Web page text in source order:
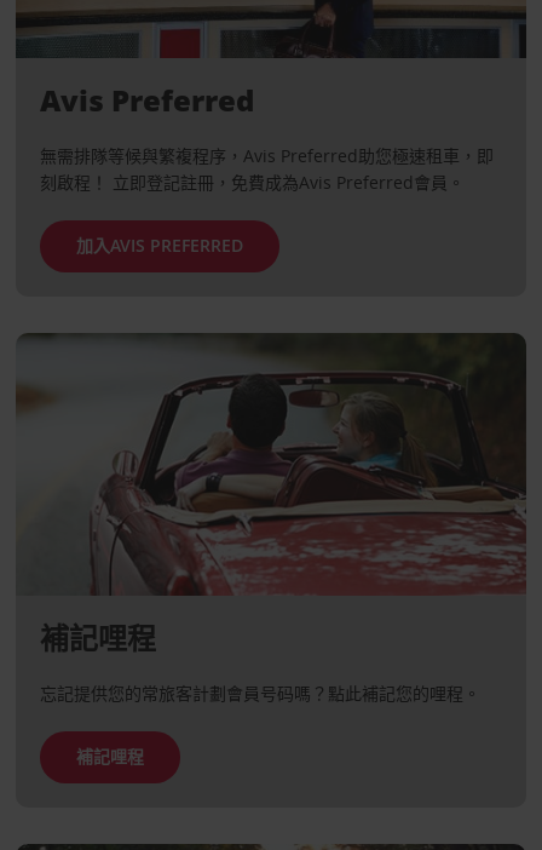
Avis Preferred
無需排隊等候與繁複程序，Avis Preferred助您極速租車，即
刻啟程！ 立即登記註冊，免費成為Avis Preferred會員。
加入AVIS PREFERRED
補記哩程
忘記提供您的常旅客計劃會員号码嗎？點此補記您的哩程。
補記哩程